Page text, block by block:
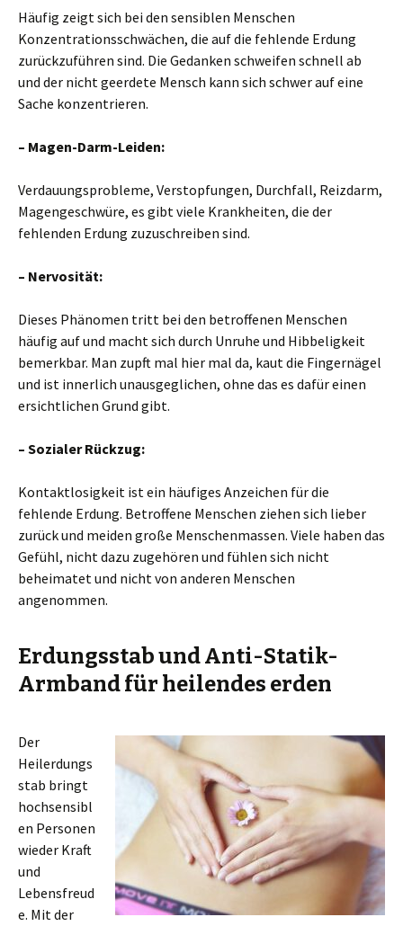
Häufig zeigt sich bei den sensiblen Menschen
Konzentrationsschwächen, die auf die fehlende Erdung
zurückzuführen sind. Die Gedanken schweifen schnell ab
und der nicht geerdete Mensch kann sich schwer auf eine
Sache konzentrieren.
– Magen-Darm-Leiden:
Verdauungsprobleme, Verstopfungen, Durchfall, Reizdarm,
Magengeschwüre, es gibt viele Krankheiten, die der
fehlenden Erdung zuzuschreiben sind.
– Nervosität:
Dieses Phänomen tritt bei den betroffenen Menschen
häufig auf und macht sich durch Unruhe und Hibbeligkeit
bemerkbar. Man zupft mal hier mal da, kaut die Fingernägel
und ist innerlich unausgeglichen, ohne das es dafür einen
ersichtlichen Grund gibt.
– Sozialer Rückzug:
Kontaktlosigkeit ist ein häufiges Anzeichen für die
fehlende Erdung. Betroffene Menschen ziehen sich lieber
zurück und meiden große Menschenmassen. Viele haben das
Gefühl, nicht dazu zugehören und fühlen sich nicht
beheimatet und nicht von anderen Menschen
angenommen.
Erdungsstab und Anti-Statik-
Armband für heilendes erden
Der
Heilerdungs
stab bringt
hochsensibl
en Personen
wieder Kraft
und
Lebensfreud
e. Mit der